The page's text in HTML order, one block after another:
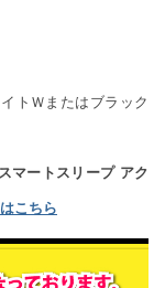
トＷまたはブラック
スマートスリープ アク
こちら